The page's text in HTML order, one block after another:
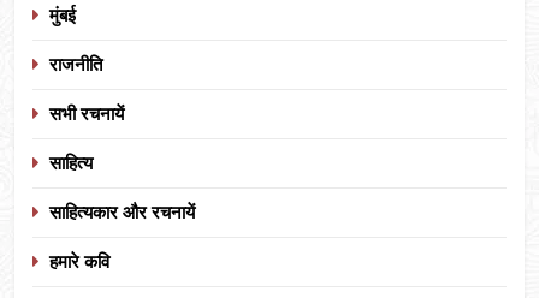
मुंबई
राजनीति
सभी रचनायें
साहित्य
साहित्यकार और रचनायें
हमारे कवि